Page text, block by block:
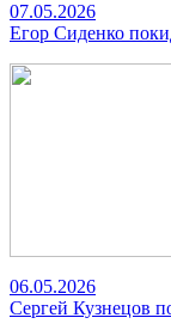
07.05.2026
Егор Сиденко
06.05.2026
Сергей Кузнецов